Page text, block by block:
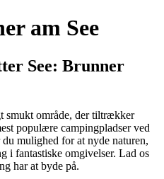
am See
See: Brunner
smukt område, der tiltrækker
populære campingpladser ved
mulighed for at nyde naturen,
i fantastiske omgivelser. Lad os
har at byde på.